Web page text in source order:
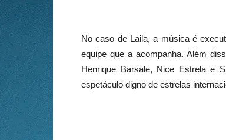
No caso de Laila, a música é
equipe que a acompanha. Além
Henrique Barsale, Nice Estrela e
espetáculo digno de estrelas